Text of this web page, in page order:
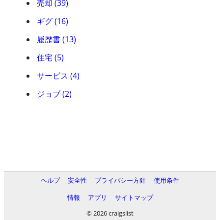
売却 (39)
ギグ (16)
履歴書 (13)
住宅 (5)
サービス (4)
ジョブ (2)
ヘルプ 安全性 プライバシー方針
使用条件
情報
アプリ
サイトマップ
© 2026 craigslist